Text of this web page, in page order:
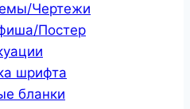
Чертежи
Постер
шрифта
бланки